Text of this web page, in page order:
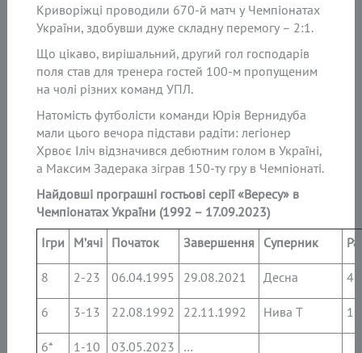
Криворіжці проводили 670-й матч у Чемпіонатах
України, здобувши дуже складну перемогу – 2:1.
Що цікаво, вирішальний, другий гол господарів
поля став для тренера гостей 100-м пропущеним
на чолі різних команд УПЛ.
Натомість футболісти команди Юрія Вернидуба
мали цього вечора підстави радіти: легіонер
Хрвоє Іліч відзначився дебютним голом в Україні,
а Максим Задерака зіграв 150-ту гру в Чемпіонаті.
Найдовші програшні гостьові серії «Вересу» в
Чемпіонатах України (1992 – 17.09.2023)
Ігри
М’ячі Початок Завершення Суперник
8 2-23 06.04.1995 29.08.2021 Десна
6 3-13 22.08.1992 22.11.1992 Нива Т
6* 1-10 03.05.2023 …